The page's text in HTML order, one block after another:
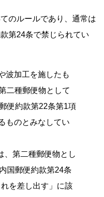
のルールであり、通常は
第24条で禁じられてい
波加工を施したも
二種郵便物として
便約款第22条第1項
ものとみなしてい
、第二種郵便物とし
国郵便約款第24条
を差し出す」に該